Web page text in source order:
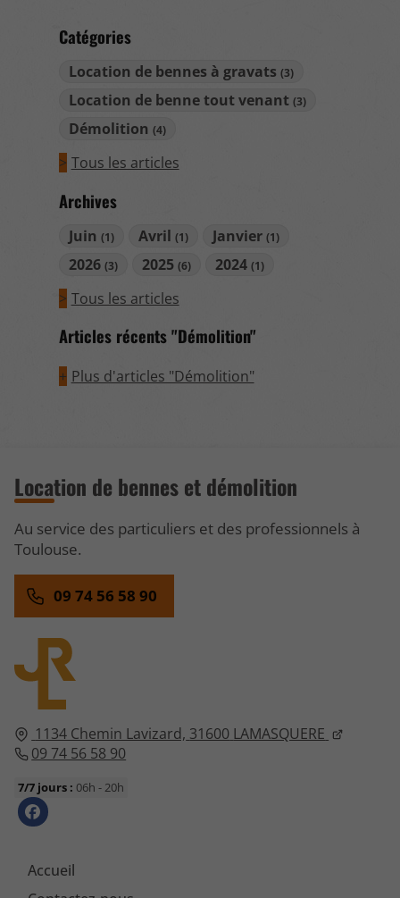
Catégories
Location de bennes à gravats (3)
Location de benne tout venant (3)
Démolition (4)
Tous les articles
Archives
Juin (1) Avril(1) Janvier(1)
2026 (3) 2025(6) 2024(1)
Tous les articles
Articles récents "Démolition"
Plus d'articles "Démolition"
1134 Chemin Lavizard, 31600 LAMASQUERE
09 74 56 58 90
7/7 jours : 06h - 20h
Accueil
Location de bennes et démolition
Au service des particuliers et des professionnels à
Toulouse.
09 74 56 58 90